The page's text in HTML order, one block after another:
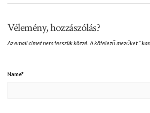
Vélemény, hozzászólás?
Az email címet nem tesszük közzé.A kötelező mezőket *
Name*